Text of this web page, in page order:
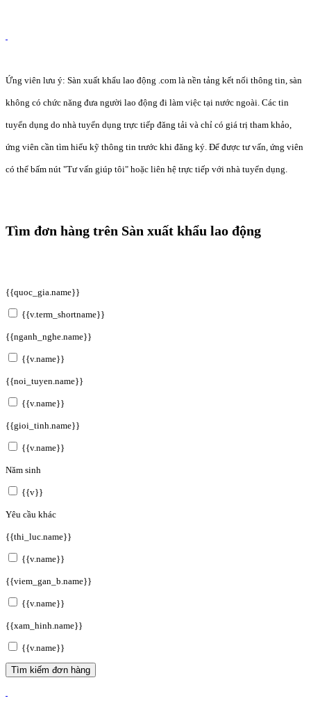
Ứng viên lưu ý: Sàn xuất khẩu lao động .com là nền tảng kết nối thông tin, sàn
không có chức năng đưa người lao động đi làm việc tại nước ngoài. Các tin
tuyển dụng do nhà tuyển dụng trực tiếp đăng tải và chỉ có giá trị tham khảo,
ứng viên cần tìm hiểu kỹ thông tin trước khi đăng ký. Để được tư vấn, ứng viên
có thể bấm nút "Tư vấn giúp tôi" hoặc liên hệ trực tiếp với nhà tuyển dụng.
Tìm đơn hàng trên Sàn xuất khẩu lao động
{{quoc_gia.name}}
{{v.term_shortname}}
{{nganh_nghe.name}}
{{v.name}}
{{noi_tuyen.name}}
{{v.name}}
{{gioi_tinh.name}}
{{v.name}}
Năm sinh
{{v}}
Yêu cầu khác
{{thi_luc.name}}
{{v.name}}
{{viem_gan_b.name}}
{{v.name}}
{{xam_hinh.name}}
{{v.name}}
Tìm kiếm đơn hàng